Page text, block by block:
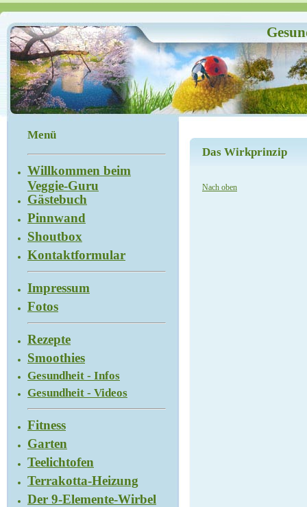
Menü
Willkommen beim
Veggie-Guru
Gästebuch
Pinnwand
Shoutbox
Kontaktformular
Impressum
Fotos
Rezepte
Smoothies
Gesundheit - Infos
Gesundheit - Videos
Fitness
Garten
Teelichtofen
Terrakotta-Heizung
Der 9-Elemente-Wirbel
Das Wirkprinzip
Nach oben